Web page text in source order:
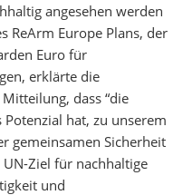
angesehen werden
ReArm Europe Plans, der
Euro für
erklärte die
dass “die
hat, zu unserem
gemeinsamen Sicherheit
Ziel für nachhaltige
und